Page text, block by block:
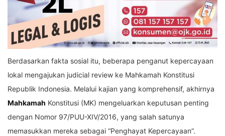
Berdasarkan fakta sosial itu, beberapa penganut kepercayaan
lokal mengajukan judicial review ke Mahkamah Konstitusi
Republik Indonesia. Melalui kajian yang komprehensif, akhirnya
Mahkamah Konstitusi (MK) mengeluarkan keputusan penting
dengan Nomor 97/PUU-XIV/2016, yang salah satunya
memasukkan mereka sebagai “Penghayat Kepercayaan”.